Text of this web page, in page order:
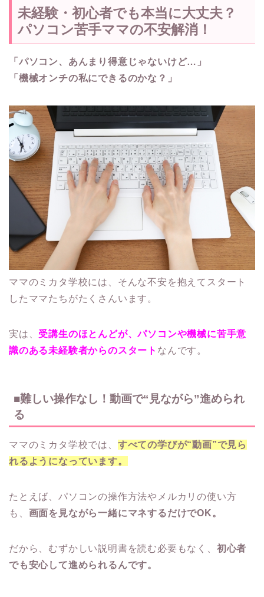
未経験・初心者でも本当に大丈夫？
パソコン苦手ママの不安解消！
「パソコン、あんまり得意じゃないけど…」
「機械オンチの私にできるのかな？」
ママのミカタ学校には、そんな不安を抱えてスタート
したママたちがたくさんいます。
実は、 受講生のほとんどが、パソコンや機械に苦手意
識のある未経験者からのスタート なんです。
■難しい操作なし！動画で“見ながら”進められ
る
ママのミカタ学校では、 すべての学びが“動画”で見ら
れるようになっています。
たとえば、パソコンの操作方法やメルカリの使い方
も、 画面を見ながら一緒にマネするだけでOK。
だから、むずかしい説明書を読む必要もなく、 初心者
でも安心して進められるんです。